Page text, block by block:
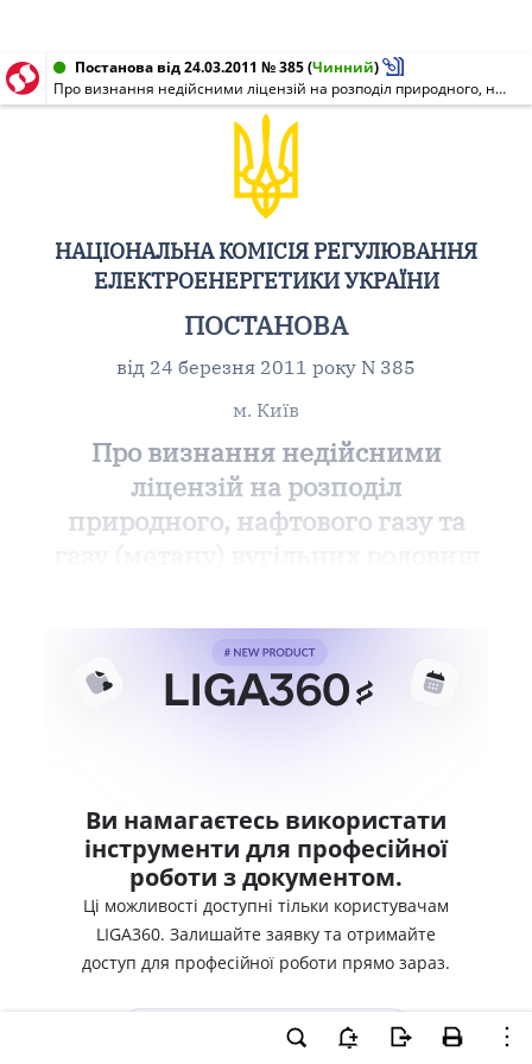
Постанова від 24.03.2011 № 385(Чинний)
Про визнання недійсними ліцензій на розподіл природного, нафтового газу та газу (метану) вугільних родовищ, постачання природного газу, газу (метану) вугільних родовищ за регульованим тарифом та постачання природного газу за нерегульованим тарифом, виданих ВАТ "ЛЬВІВГАЗ"
НАЦІОНАЛЬНА КОМІСІЯ РЕГУЛЮВАННЯ
ЕЛЕКТРОЕНЕРГЕТИКИ УКРАЇНИ
ПОСТАНОВА
від 24 березня 2011 року N 385
м. Київ
Про визнання недійсними
ліцензій на розподіл
природного, нафтового газу та
Ви намагаєтесь використати
інструменти для професійної
роботи з документом.
Ці можливості доступні тільки користувачам
LIGA360. Залишайте заявку та отримайте
доступ для професійної роботи прямо зараз.
ВХІД ДЛЯ КОРИСТУВАЧІВ LIGA360